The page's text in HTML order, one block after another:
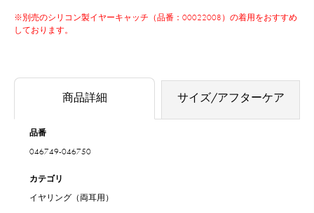
※別売のシリコン製イヤーキャッチ（品番：00022008）の着用をおすすめ
しております。
商品詳細 サイズ/アフターケア
品番
046749-046750
カテゴリ
イヤリング（両耳用）